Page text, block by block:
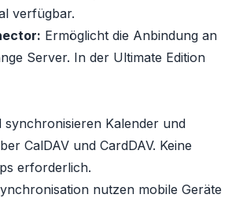
verfügbar.
Ermöglicht die Anbindung an
Server. In der Ultimate Edition
synchronisieren Kalender und
CalDAV und CardDAV. Keine
erforderlich.
nutzen mobile Geräte